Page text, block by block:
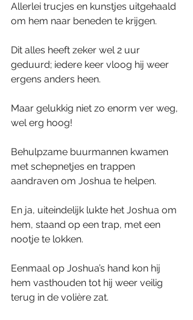
Allerlei trucjes en kunstjes uitgehaald
om hem naar beneden te krijgen.
Dit alles heeft zeker wel 2 uur
geduurd; iedere keer vloog hij weer
ergens anders heen.
Maar gelukkig niet zo enorm ver weg,
wel erg hoog!
Behulpzame buurmannen kwamen
met schepnetjes en trappen
aandraven om Joshua te helpen.
En ja, uiteindelijk lukte het Joshua om
hem, staand op een trap, met een
nootje te lokken.
Eenmaal op Joshua’s hand kon hij
hem vasthouden tot hij weer veilig
terug in de volière zat.